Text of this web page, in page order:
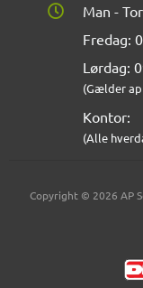
Man -
Fredag:
Lørdag:
(Gælder
Kontor:
(Alle
Copyright © 2026 AP